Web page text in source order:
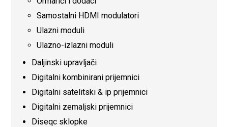
Samostalni HDMI modulatori
Ulazni moduli
Ulazno-izlazni moduli
Daljinski upravljači
Digitalni kombinirani prijemnici
Digitalni satelitski & ip prijemnici
Digitalni zemaljski prijemnici
Diseqc sklopke